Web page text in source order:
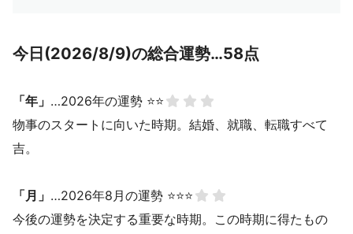
今日(2026/8/9)の総合運勢…58点
「年」 …2026年の運勢 ⭐⭐
物事のスタートに向いた時期。結婚、就職、転職すべて
吉。
「月」 …2026年8月の運勢 ⭐⭐⭐
今後の運勢を決定する重要な時期。この時期に得たもの